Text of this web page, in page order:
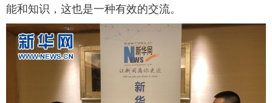
能和知识，这也是一种有效的交流。